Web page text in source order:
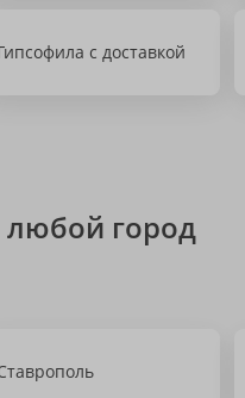
с доставкой
любой город